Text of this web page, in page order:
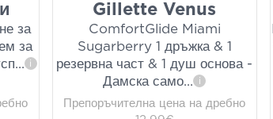
за
за
... i
Gillette Venus
ComfortGlide Miami
Sugarberry 1 дръжка & 1
резервна част & 1 душ основа -
Дамска само... i
Препоръчителна цена на дребно